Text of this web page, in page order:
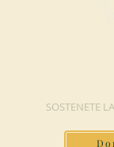
SOSTENETE